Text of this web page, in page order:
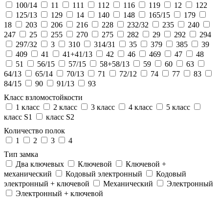
100/14
11 111 112 116 119 12
122
125/13
129 14 140 148 165/15
179
18
203 206 216 228 232/32 235
240
247
25 255 270 275 282 29 292
294
297/32
3 310 314/31 35 379 385
39
409
41 41+41/13 42 46 469 47
48
51
56/15 57/15 58+58/13 59 60
63
64/13
65/14 70/13 71 72/12 74 77
83
84/15
90 91/13
93
Класс взломостойкости
1 класс
2 класс 3 класс 4 класс
5 класс
класс S1
класс S2
Количество полок
1
2 3
4
Тип замка
Два ключевых
Ключевой
Ключевой +
механический
Кодовый электронный
Кодовый
электронный + ключевой
Механический
Электронный
Электронный + ключевой